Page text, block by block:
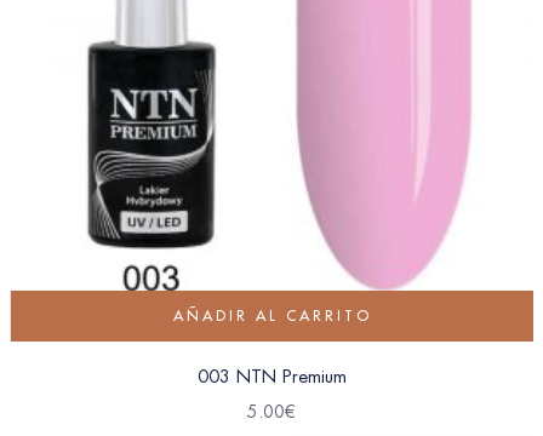
AÑADIR AL CARRITO
003 NTN Premium
5.00€